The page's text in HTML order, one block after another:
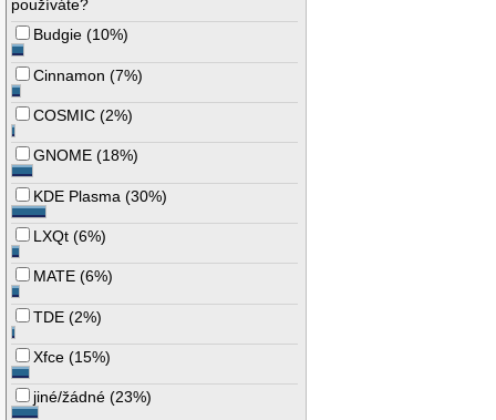
používáte?
Budgie (10%)
Cinnamon (7%)
COSMIC (2%)
GNOME (18%)
KDE Plasma (30%)
LXQt (6%)
MATE (6%)
TDE (2%)
Xfce (15%)
jiné/žádné (23%)